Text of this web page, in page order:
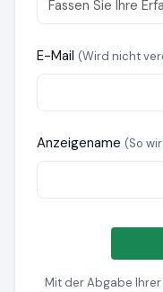
E-Mail (Wird nicht
Anzeigename (So
Mit der Abgabe